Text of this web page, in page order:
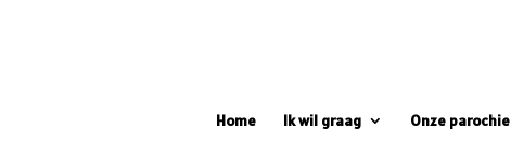
Home Ik wil graag Onze parochie